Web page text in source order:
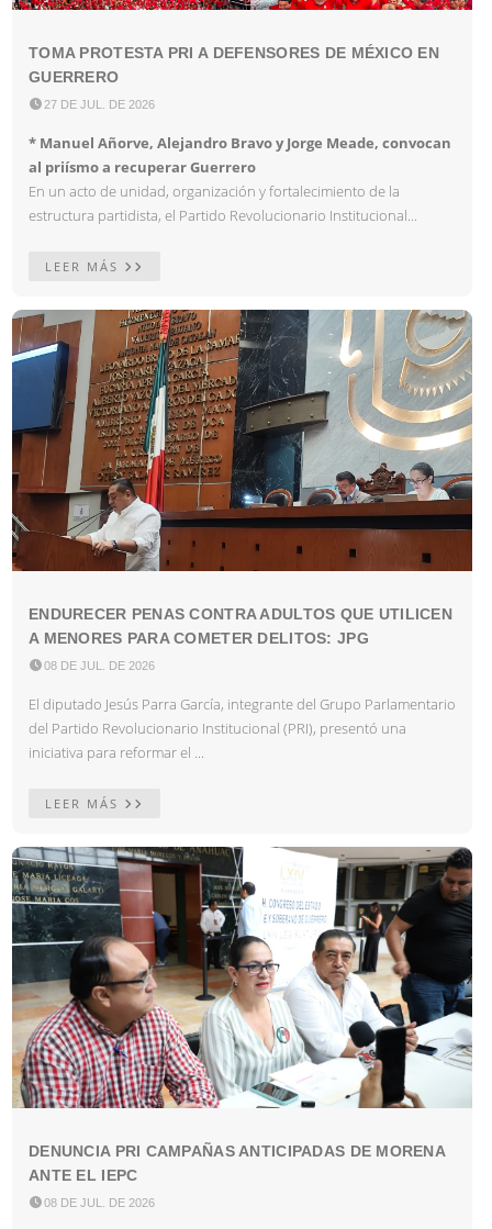
TOMA PROTESTA PRI A DEFENSORES DE MÉXICO EN
GUERRERO
 27 DE JUL. DE 2026
* Manuel Añorve, Alejandro Bravo y Jorge Meade, convocan
al priísmo a recuperar Guerrero
En un acto de unidad, organización y fortalecimiento de la
estructura partidista, el Partido Revolucionario Institucional...
LEER MÁS
ENDURECER PENAS CONTRA ADULTOS QUE UTILICEN
A MENORES PARA COMETER DELITOS: JPG
08 DE JUL. DE 2026
El diputado Jesús Parra García, integrante del Grupo Parlamentario
del Partido Revolucionario Institucional (PRI), presentó una
iniciativa para reformar el ...
LEER MÁS
DENUNCIA PRI CAMPAÑAS ANTICIPADAS DE MORENA
ANTE EL IEPC
08 DE JUL. DE 2026